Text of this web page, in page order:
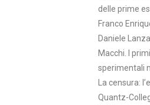
delle prime
Franco
Daniele
Macchi. I
sperimentali
La censura:
Quantz-